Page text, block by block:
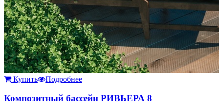
Купить Подробнее
Композитный бассейн РИВЬЕРА 8